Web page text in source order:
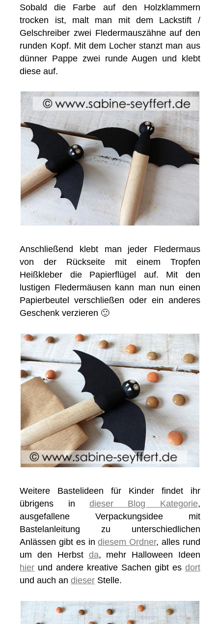
Sobald die Farbe auf den Holzklammern
trocken ist, malt man mit dem Lackstift /
Gelschreiber zwei Fledermauszähne auf den
runden Kopf. Mit dem Locher stanzt man aus
dünner Pappe zwei runde Augen und klebt
diese auf.
Anschließend klebt man jeder Fledermaus
von der Rückseite mit einem Tropfen
Heißkleber die Papierflügel auf. Mit den
lustigen Fledermäusen kann man nun einen
Papierbeutel verschließen oder ein anderes
Geschenk verzieren 🙂
Weitere Bastelideen für Kinder findet ihr
übrigens in dieser Blog Kategorie,
ausgefallene Verpackungsidee mit
Bastelanleitung zu unterschiedlichen
Anlässen gibt es indiesem Ordner, alles rund
um den Herbst da, mehr Halloween Ideen
hier und andere kreative Sachen gibt es dort
und auch andieser Stelle.